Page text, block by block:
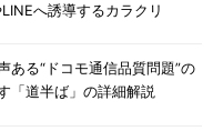
へ誘導するカラクリ
ある“ドコモ通信品質問題”の
「道半ば」の詳細解説